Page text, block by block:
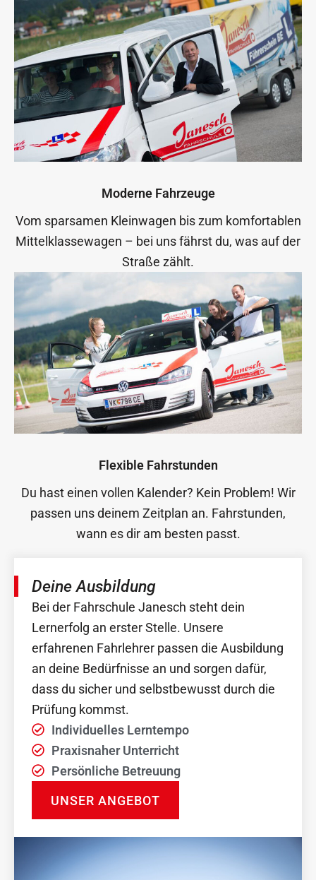
Moderne Fahrzeuge
Vom sparsamen Kleinwagen bis zum komfortablen
Mittelklassewagen – bei uns fährst du, was auf der
Straße zählt.
Flexible Fahrstunden
Du hast einen vollen Kalender? Kein Problem! Wir
passen uns deinem Zeitplan an. Fahrstunden,
wann es dir am besten passt.
Deine Ausbildung
Bei der Fahrschule Janesch steht dein
Lernerfolg an erster Stelle. Unsere
erfahrenen Fahrlehrer passen die Ausbildung
an deine Bedürfnisse an und sorgen dafür,
dass du sicher und selbstbewusst durch die
Prüfung kommst.
Individuelles Lerntempo
Praxisnaher Unterricht
Persönliche Betreuung
UNSER ANGEBOT